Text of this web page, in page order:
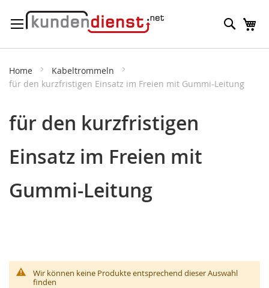
zum
Suche
Home
Kabeltrommeln
für den kurzfristigen Einsatz im Freien mit Gummi-Leitung
für den kurzfristigen
Einsatz im Freien mit
Gummi-Leitung
Wir können keine Produkte entsprechend dieser Auswahl
finden